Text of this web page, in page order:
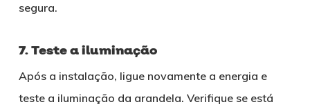
segura.
7. Teste a iluminação
Após a instalação, ligue novamente a energia e
teste a iluminação da arandela. Verifique se está